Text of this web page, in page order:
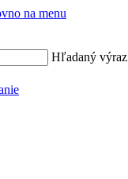
na menu
Hľadaný výraz